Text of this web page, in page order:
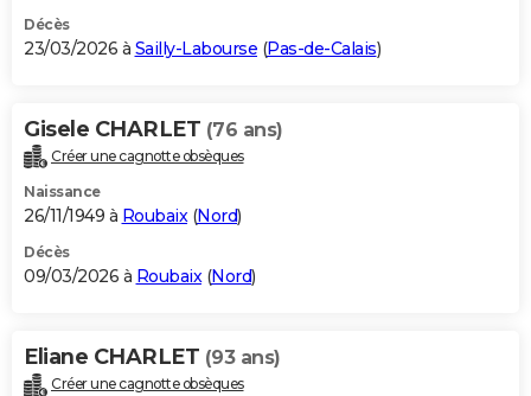
Décès
23/03/2026 à Sailly-Labourse (Pas-de-Calais)
Gisele CHARLET (76 ans)
Créer une cagnotte obsèques
Naissance
26/11/1949 à Roubaix(Nord)
Décès
09/03/2026 à Roubaix(Nord)
Eliane CHARLET (93 ans)
Créer une cagnotte obsèques